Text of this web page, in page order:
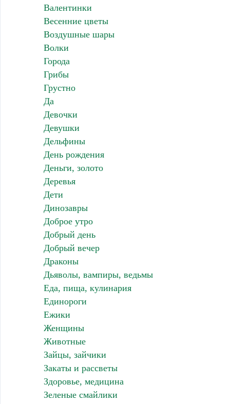
Валентинки
Весенние цветы
Воздушные шары
Волки
Города
Грибы
Грустно
Да
Девочки
Девушки
Дельфины
День рождения
Деньги, золото
Деревья
Дети
Динозавры
Доброе утро
Добрый день
Добрый вечер
Драконы
Дьяволы, вампиры, ведьмы
Еда, пища, кулинария
Единороги
Ежики
Женщины
Животные
Зайцы, зайчики
Закаты и рассветы
Здоровье, медицина
Зеленые смайлики